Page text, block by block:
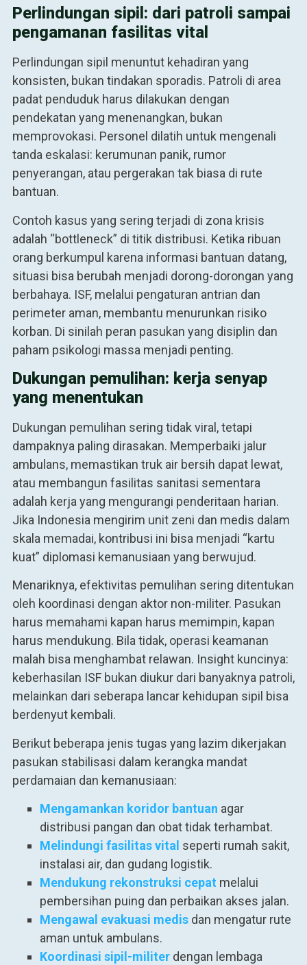
Perlindungan sipil: dari patroli sampai
pengamanan fasilitas vital
Perlindungan sipil menuntut kehadiran yang
konsisten, bukan tindakan sporadis. Patroli di area
padat penduduk harus dilakukan dengan
pendekatan yang menenangkan, bukan
memprovokasi. Personel dilatih untuk mengenali
tanda eskalasi: kerumunan panik, rumor
penyerangan, atau pergerakan tak biasa di rute
bantuan.
Contoh kasus yang sering terjadi di zona krisis
adalah “bottleneck” di titik distribusi. Ketika ribuan
orang berkumpul karena informasi bantuan datang,
situasi bisa berubah menjadi dorong-dorongan yang
berbahaya. ISF, melalui pengaturan antrian dan
perimeter aman, membantu menurunkan risiko
korban. Di sinilah peran pasukan yang disiplin dan
paham psikologi massa menjadi penting.
Dukungan pemulihan: kerja senyap
yang menentukan
Dukungan pemulihan sering tidak viral, tetapi
dampaknya paling dirasakan. Memperbaiki jalur
ambulans, memastikan truk air bersih dapat lewat,
atau membangun fasilitas sanitasi sementara
adalah kerja yang mengurangi penderitaan harian.
Jika Indonesia mengirim unit zeni dan medis dalam
skala memadai, kontribusi ini bisa menjadi “kartu
kuat” diplomasi kemanusiaan yang berwujud.
Menariknya, efektivitas pemulihan sering ditentukan
oleh koordinasi dengan aktor non-militer. Pasukan
harus memahami kapan harus memimpin, kapan
harus mendukung. Bila tidak, operasi keamanan
malah bisa menghambat relawan. Insight kuncinya:
keberhasilan ISF bukan diukur dari banyaknya patroli,
melainkan dari seberapa lancar kehidupan sipil bisa
berdenyut kembali.
Berikut beberapa jenis tugas yang lazim dikerjakan
pasukan stabilisasi dalam kerangka mandat
perdamaian dan kemanusiaan:
Mengamankan koridor bantuan agar
distribusi pangan dan obat tidak terhambat.
Melindungi fasilitas vital seperti rumah sakit,
instalasi air, dan gudang logistik.
Mendukung rekonstruksi cepat melalui
pembersihan puing dan perbaikan akses jalan.
Mengawal evakuasi medis dan mengatur rute
aman untuk ambulans.
Koordinasi sipil-militer dengan lembaga